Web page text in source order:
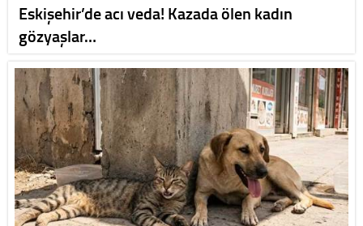
Eskişehir’de acı veda! Kazada ölen kadın
gözyaşlar…